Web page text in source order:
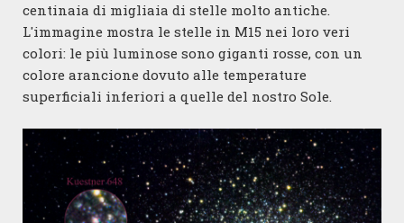
centinaia di migliaia di stelle molto antiche.
L'immagine mostra le stelle in M15 nei loro veri
colori: le più luminose sono giganti rosse, con un
colore arancione dovuto alle temperature
superficiali inferiori a quelle del nostro Sole.